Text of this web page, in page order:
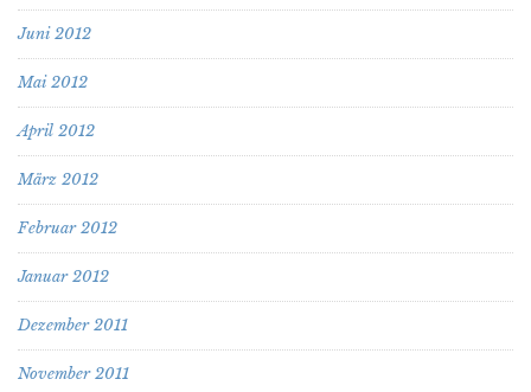
Juni 2012
Mai 2012
April 2012
März 2012
Februar 2012
Januar 2012
Dezember 2011
November 2011